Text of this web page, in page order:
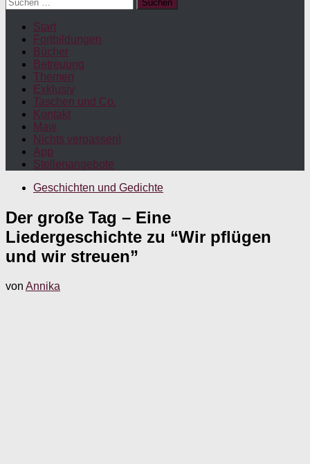
nach:
Start
Fortbildungen
Bücher
Betreuung
Themen
Exklusiv
Taschen und Co.
Kontakt
Maw
Nichts verpassen!
App
Stellenangebote
Geschichten und Gedichte
Der große Tag – Eine
Liedergeschichte zu “Wir pflügen
und wir streuen”
von Annika